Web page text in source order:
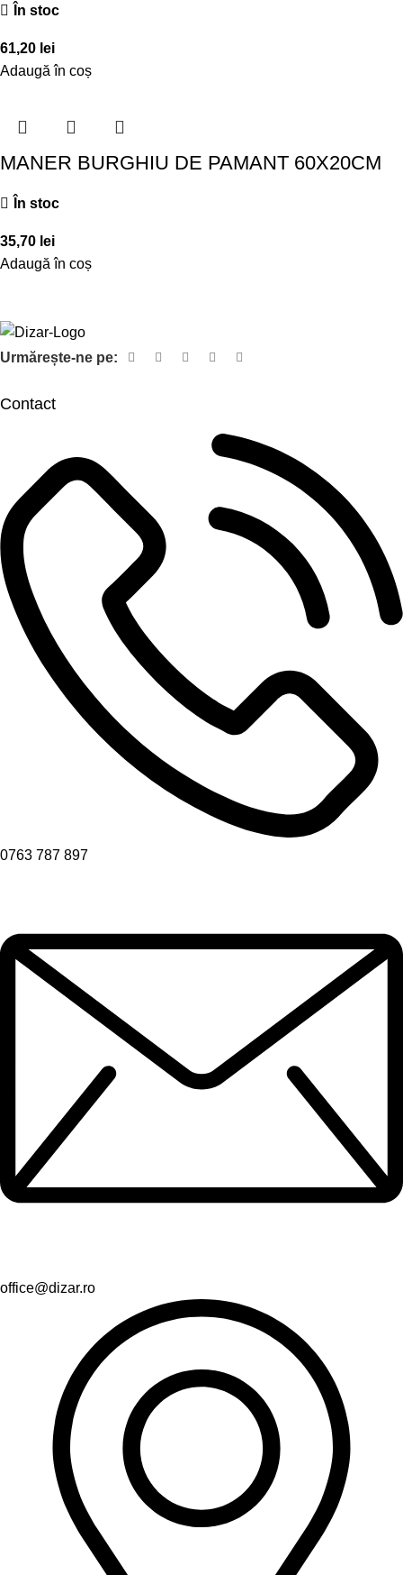
În stoc
61,20 lei
Adaugă în coș
MANER BURGHIU DE PAMANT 60X20CM
În stoc
35,70 lei
Adaugă în coș
Urmărește-ne pe:
Contact
0763 787 897
office@dizar.ro